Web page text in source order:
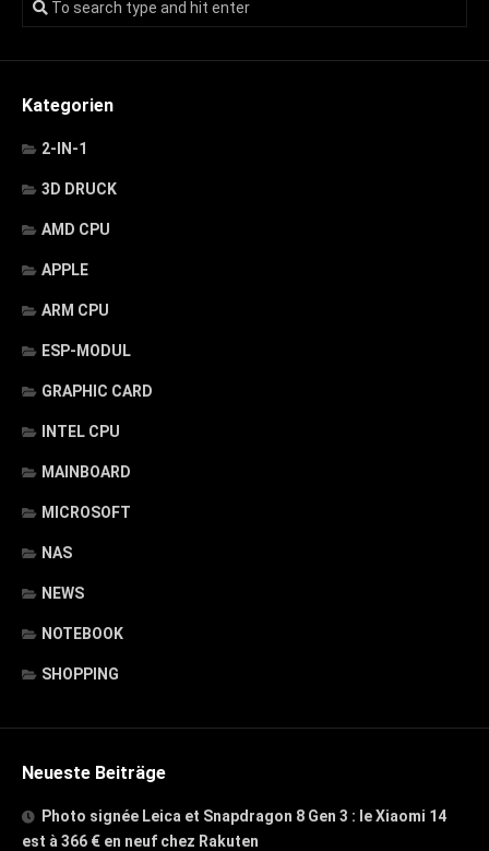
Kategorien
2-IN-1
3D DRUCK
AMD CPU
APPLE
ARM CPU
ESP-MODUL
GRAPHIC CARD
INTEL CPU
MAINBOARD
MICROSOFT
NAS
NEWS
NOTEBOOK
SHOPPING
Neueste Beiträge
Photo signée Leica et Snapdragon 8 Gen 3 : le Xiaomi 14
est à 366 € en neuf chez Rakuten